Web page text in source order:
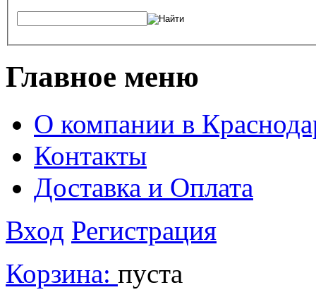
Главное меню
О компании в
Контакты
Доставка и Оплата
Вход Регистрация
Корзина: пуста